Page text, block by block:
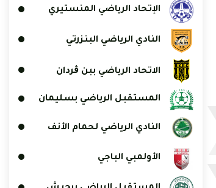
الإتحاد الرياضي المنستيري
النادي الرياضي البنزرتي
الاتحاد الرياضي ببن ڨردان
المستقبل الرياضي بسليمان
النادي الرياضي لحمام الأنف
الأولمبي الباجي